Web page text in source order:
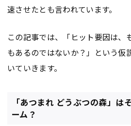
速させたとも言われています。
この記事では、「ヒット要因は、
もあるのではないか？」という仮
いていきます。
「あつまれ どうぶつの森」は
ーム？